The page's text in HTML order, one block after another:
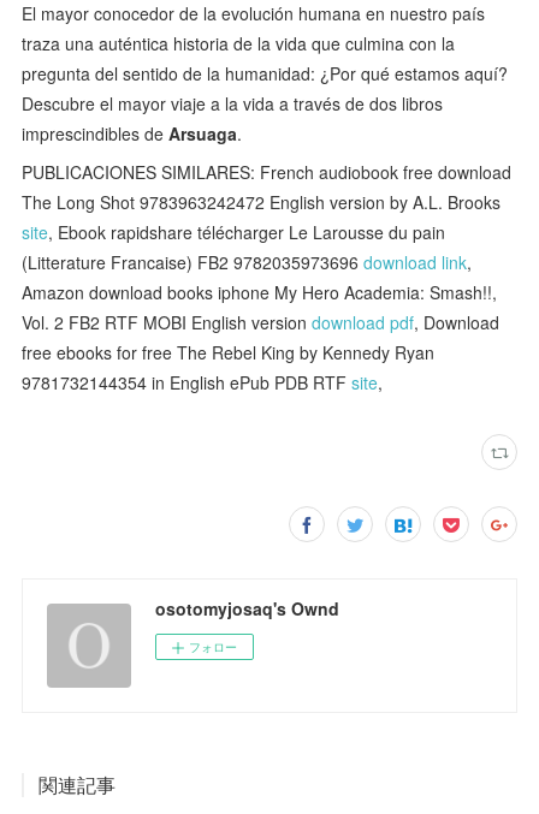
El mayor conocedor de la evolución humana en nuestro país
traza una auténtica historia de la vida que culmina con la
pregunta del sentido de la humanidad: ¿Por qué estamos aquí?
Descubre el mayor viaje a la vida a través de dos libros
imprescindibles deArsuaga.
PUBLICACIONES SIMILARES: French audiobook free download
The Long Shot 9783963242472 English version by A.L. Brooks
site, Ebook rapidshare télécharger Le Larousse du pain
(Litterature Francaise) FB2 9782035973696download link,
Amazon download books iphone My Hero Academia: Smash!!,
Vol. 2 FB2 RTF MOBI English versiondownload pdf, Download
free ebooks for free The Rebel King by Kennedy Ryan
9781732144354 in English ePub PDB RTFsite,
osotomyjosaq's Ownd
フォロー
関連記事